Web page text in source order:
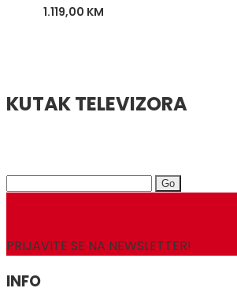
1.119,00 KM
KUTAK TELEVIZORA
Search
PRIJAVITE SE NA NEWSLETTER!
INFO